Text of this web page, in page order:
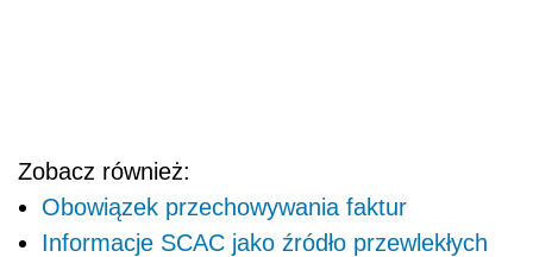
Zobacz również:
Obowiązek przechowywania faktur
Informacje SCAC jako źródło przewlekłych